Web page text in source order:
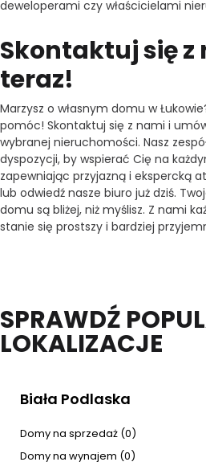
deweloperami czy właścicielami
Skontaktuj się z
teraz!
Marzysz o własnym domu w
pomóc! Skontaktuj się z nami i
wybranej nieruchomości. Nasz
dyspozycji, by wspierać Cię na
zapewniając przyjazną i ekspercką
lub odwiedź nasze biuro już dziś.
domu są bliżej, niż myślisz. Z nami
stanie się prostszy i bardziej
SPRAWDŹ
LOKALIZACJE
Biała Podlaska
Domy na sprzedaż (0)
Domy na wynajem (0)